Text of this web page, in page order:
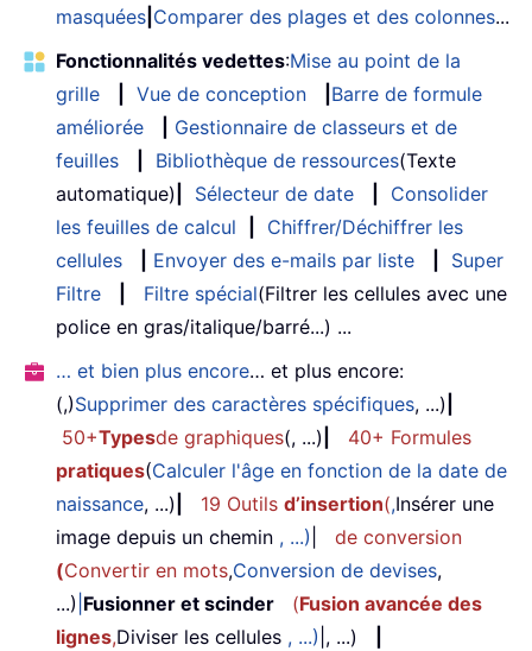
masquées Comparer des plages et des colonnes...
Fonctionnalités vedettes:Mise au point de la
grille
Vue de conception
Barre de formule
améliorée
Gestionnaire de classeurs et de
feuilles
Bibliothèque de ressources(Texte
automatique)
Sélecteur de date
Consolider
les feuilles de calcul
Chiffrer/Déchiffrer les
cellules
Envoyer des e-mails par liste
Super
Filtre
Filtre spécial(Filtrer les cellules avec une
police en gras/italique/barré...) ...
… et bien plus encore… et plus encore:
(,)Supprimer des caractères spécifiques, ...)
50+Typesde graphiques(, ...)
40+ Formules
pratiques(Calculer l'âge en fonction de la date de
naissance, ...) 19 Outils d’insertion(,Insérer une
image depuis un chemin , ...)
de conversion
(Convertir en mots,Conversion de devises,
...) Fusionner et scinder (Fusion avancée des
lignes,Diviser les cellules , ...) |, ...)